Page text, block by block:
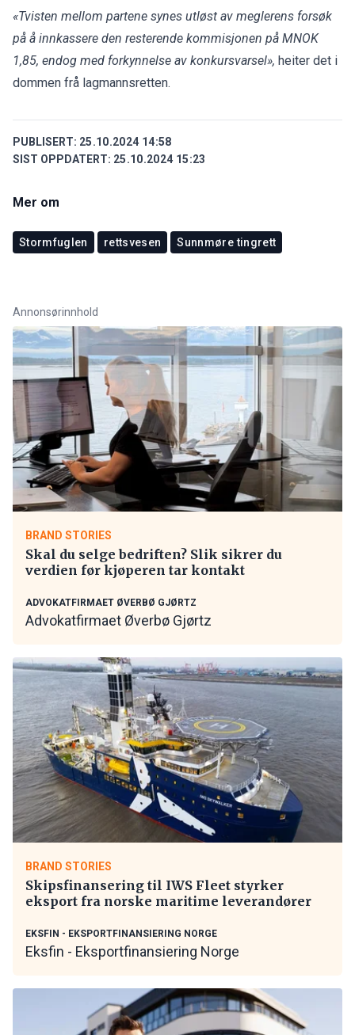
«Tvisten mellom partene synes utløst av meglerens forsøk
på å innkassere den resterende kommisjonen på MNOK
1,85, endog med forkynnelse av konkursvarsel», heiter det i
dommen frå lagmannsretten.
PUBLISERT: 25.10.2024 14:58
SIST OPPDATERT: 25.10.2024 15:23
Mer om
Stormfuglen rettsvesen Sunnmøre tingrett
Annonsørinnhold
BRAND STORIES
Skal du selge bedriften? Slik sikrer du
verdien før kjøperen tar kontakt
ADVOKATFIRMAET ØVERBØ GJØRTZ
Advokatfirmaet Øverbø Gjørtz
BRAND STORIES
Skipsfinansering til IWS Fleet styrker
eksport fra norske maritime leverandører
EKSFIN - EKSPORTFINANSIERING NORGE
Eksfin - Eksportfinansiering Norge